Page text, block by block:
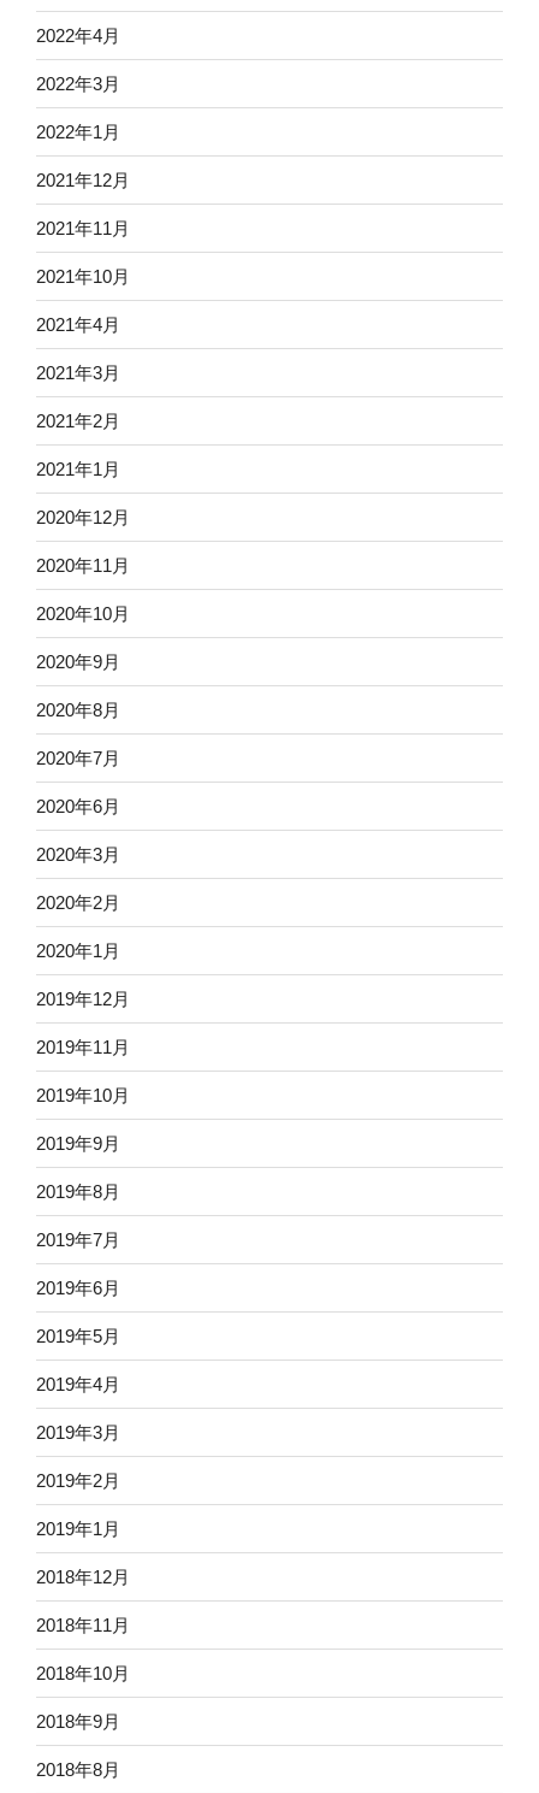
2022年4月
2022年3月
2022年1月
2021年12月
2021年11月
2021年10月
2021年4月
2021年3月
2021年2月
2021年1月
2020年12月
2020年11月
2020年10月
2020年9月
2020年8月
2020年7月
2020年6月
2020年3月
2020年2月
2020年1月
2019年12月
2019年11月
2019年10月
2019年9月
2019年8月
2019年7月
2019年6月
2019年5月
2019年4月
2019年3月
2019年2月
2019年1月
2018年12月
2018年11月
2018年10月
2018年9月
2018年8月